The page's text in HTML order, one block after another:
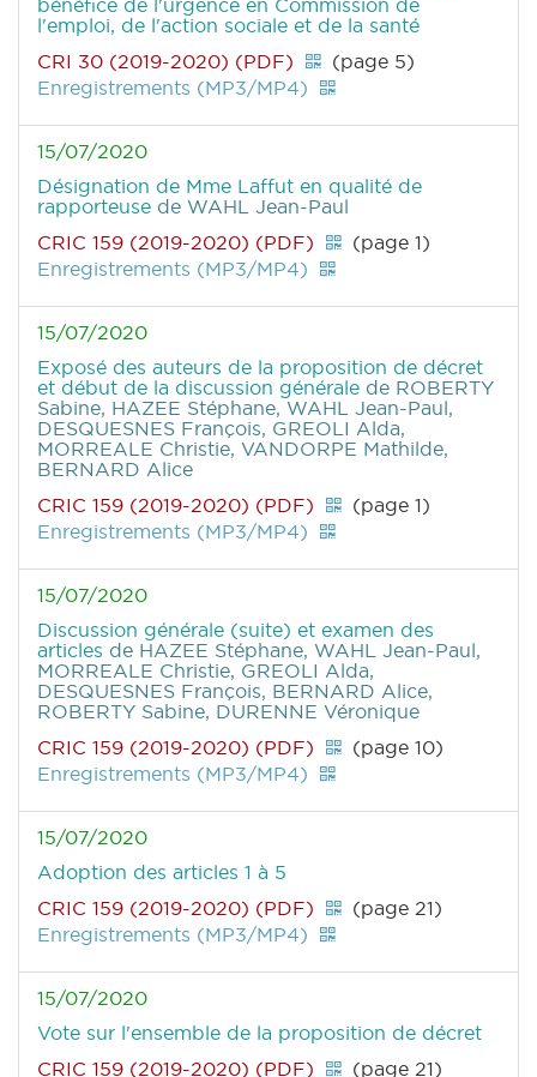
bénéfice de l'urgence en Commission de
l'emploi, de l'action sociale et de la santé
CRI 30 (2019-2020) (PDF)
(page 5)
Enregistrements (MP3/MP4)
15/07/2020
Désignation de Mme Laffut en qualité de
rapporteuse de WAHL Jean-Paul
CRIC 159 (2019-2020) (PDF)
(page 1)
Enregistrements (MP3/MP4)
15/07/2020
Exposé des auteurs de la proposition de décret
et début de la discussion générale de ROBERTY
Sabine, HAZEE Stéphane, WAHL Jean-Paul,
DESQUESNES François, GREOLI Alda,
MORREALE Christie, VANDORPE Mathilde,
BERNARD Alice
CRIC 159 (2019-2020) (PDF)
(page 1)
Enregistrements (MP3/MP4)
15/07/2020
Discussion générale (suite) et examen des
articles de HAZEE Stéphane, WAHL Jean-Paul,
MORREALE Christie, GREOLI Alda,
DESQUESNES François, BERNARD Alice,
ROBERTY Sabine, DURENNE Véronique
CRIC 159 (2019-2020) (PDF)
(page 10)
Enregistrements (MP3/MP4)
15/07/2020
Adoption des articles 1 à 5
CRIC 159 (2019-2020) (PDF)
(page 21)
Enregistrements (MP3/MP4)
15/07/2020
Vote sur l'ensemble de la proposition de décret
CRIC 159 (2019-2020) (PDF)
(page 21)